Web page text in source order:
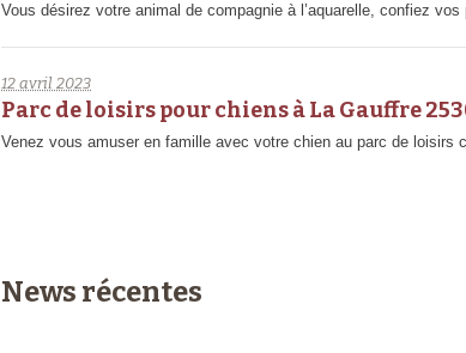
Vous désirez votre animal de compagnie à l’aquarelle, confiez
12 avril 2023
Parc de loisirs pour chiens à La Gauffre
Venez vous amuser en famille avec votre chien au parc de loisirs
News récentes